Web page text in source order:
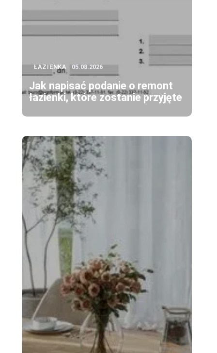
ŁAZIENKA 05.08.2026
Jak napisać podanie o remont
łazienki, które zostanie przyjęte